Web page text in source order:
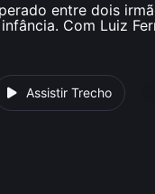
entre dois
Com Luiz
Assistir Trecho